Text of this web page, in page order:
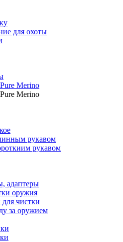
для охоты
Merino
Merino
рукавом
рукавом
адаптеры
оружия
чистки
за оружием